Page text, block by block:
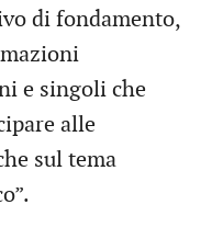
di fondamento,
e singoli che
alle
sul tema